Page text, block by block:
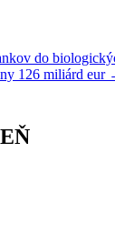
do
126 miliárd eur